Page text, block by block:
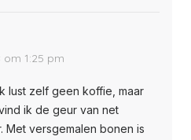
om 1:25 pm
lust zelf geen koffie, maar
ik de geur van net
versgemalen bonen is